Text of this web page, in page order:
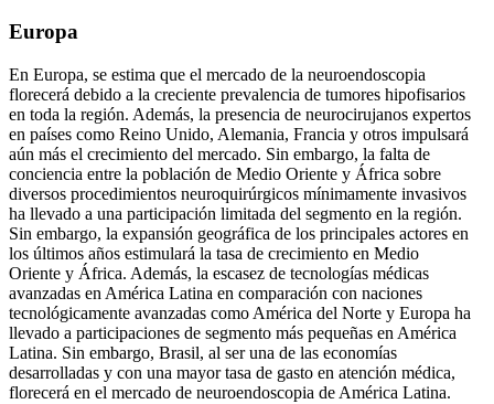
Europa
En Europa, se estima que el mercado de la neuroendoscopia
florecerá debido a la creciente prevalencia de tumores hipofisarios
en toda la región. Además, la presencia de neurocirujanos expertos
en países como Reino Unido, Alemania, Francia y otros impulsará
aún más el crecimiento del mercado. Sin embargo, la falta de
conciencia entre la población de Medio Oriente y África sobre
diversos procedimientos neuroquirúrgicos mínimamente invasivos
ha llevado a una participación limitada del segmento en la región.
Sin embargo, la expansión geográfica de los principales actores en
los últimos años estimulará la tasa de crecimiento en Medio
Oriente y África. Además, la escasez de tecnologías médicas
avanzadas en América Latina en comparación con naciones
tecnológicamente avanzadas como América del Norte y Europa ha
llevado a participaciones de segmento más pequeñas en América
Latina. Sin embargo, Brasil, al ser una de las economías
desarrolladas y con una mayor tasa de gasto en atención médica,
florecerá en el mercado de neuroendoscopia de América Latina.